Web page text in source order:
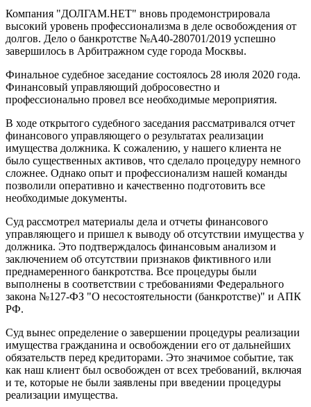
Компания "ДОЛГАМ.НЕТ" вновь продемонстрировала
высокий уровень профессионализма в деле освобождения от
долгов. Дело о банкротстве №А40-280701/2019 успешно
завершилось в Арбитражном суде города Москвы.
Финальное судебное заседание состоялось 28 июля 2020 года.
Финансовый управляющий добросовестно и
профессионально провел все необходимые мероприятия.
В ходе открытого судебного заседания рассматривался отчет
финансового управляющего о результатах реализации
имущества должника. К сожалению, у нашего клиента не
было существенных активов, что сделало процедуру немного
сложнее. Однако опыт и профессионализм нашей команды
позволили оперативно и качественно подготовить все
необходимые документы.
Суд рассмотрел материалы дела и отчеты финансового
управляющего и пришел к выводу об отсутствии имущества у
должника. Это подтверждалось финансовым анализом и
заключением об отсутствии признаков фиктивного или
преднамеренного банкротства. Все процедуры были
выполнены в соответствии с требованиями Федерального
закона №127-ФЗ "О несостоятельности (банкротстве)" и АПК
РФ.
Суд вынес определение о завершении процедуры реализации
имущества гражданина и освобождении его от дальнейших
обязательств перед кредиторами. Это значимое событие, так
как наш клиент был освобожден от всех требований, включая
и те, которые не были заявлены при введении процедуры
реализации имущества.